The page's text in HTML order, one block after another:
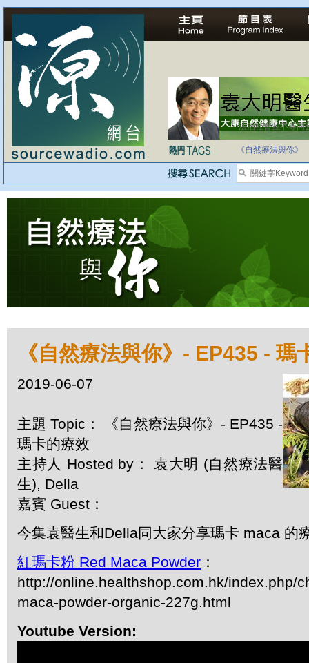
法治社會並不等同
《自然療法與你》
《自然療法與你》- EP435 - 瑪
2019-06-07
主題 Topic： 《自然療法與你》- EP435 -
瑪卡的療效
主持人 Hosted by： 袁大明 (自然療法醫
生), Della
嘉賓 Guest：
今集袁醫生和Della同大家分享瑪卡 maca 的
紅瑪卡粉 Red Maca Powder ：
http://online.healthshop.com.hk/index.php/
maca-powder-organic-227g.html
Youtube Version: